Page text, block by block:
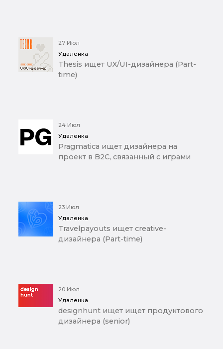
27 Июл
Удаленка
Thesis ищет UX/UI-дизайнера (Part-
time)
24 Июл
Удаленка
Pragmatica ищет дизайнера на
проект в B2C, связанный с играми
23 Июл
Удаленка
Travelpayouts ищет creative-
дизайнера (Part-time)
20 Июл
Удаленка
designhunt ищет ищет продуктового
дизайнера (senior)